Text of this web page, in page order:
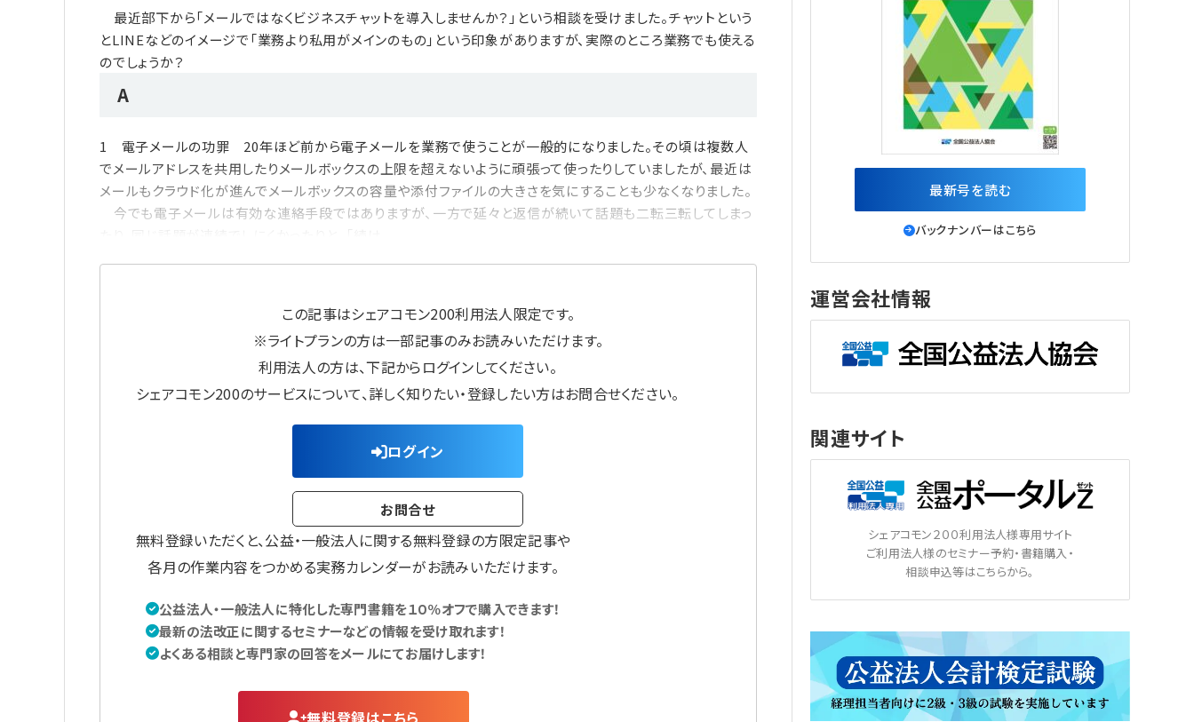
最近部下から「メールではなくビジネスチャットを導入しませんか？」という相談を受けました。チャットという
とLINEなどのイメージで「業務より私用がメインのもの」という印象がありますが、実際のところ業務でも使える
のでしょうか？
A
1 電子メールの功罪 20年ほど前から電子メールを業務で使うことが一般的になりました。その頃は複数人
でメールアドレスを共用したりメールボックスの上限を超えないように頑張って使ったりしていましたが、最近は
メールもクラウド化が進んでメールボックスの容量や添付ファイルの大きさを気にすることも少なくなりました。
今でも電子メールは有効な連絡手段ではありますが、一方で延々と返信が続いて話題も二転三転してしまっ
この記事はシェアコモン200利用法人限定です。
※ライトプランの方は一部記事のみお読みいただけます。
利用法人の方は、下記からログインしてください。
シェアコモン200のサービスについて、詳しく知りたい・登録したい方はお問合せください。
ログイン
お問合せ
無料登録いただくと、公益・一般法人に関する無料登録の方限定記事や
各月の作業内容をつかめる実務カレンダーがお読みいただけます。
公益法人・一般法人に特化した専門書籍を１０％オフで購入できます！
最新の法改正に関するセミナーなどの情報を受け取れます！
よくある相談と専門家の回答をメールにてお届けします！
無料登録はこちら
最新号を読む
バックナンバーはこちら
運営会社情報
関連サイト
シェアコモン２００利用法人様専用サイト
ご利用法人様のセミナー予約・書籍購入・
相談申込等はこちらから。